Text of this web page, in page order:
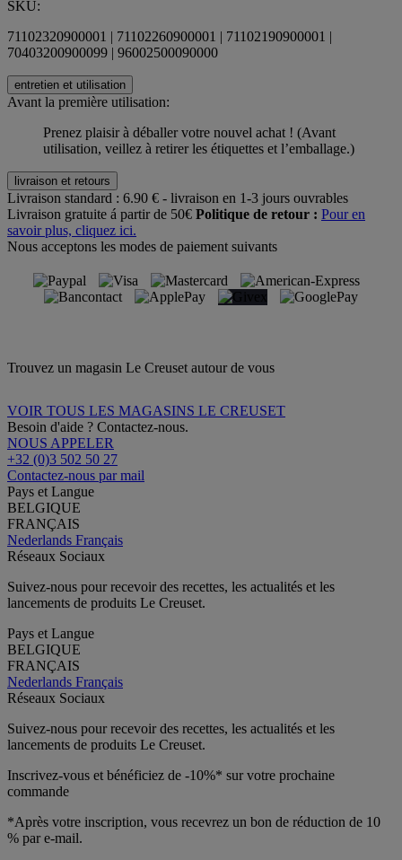
SKU:
71102320900001 | 71102260900001 | 71102190900001 |
70403200900099 | 96002500090000
entretien et utilisation
Avant la première utilisation:
Prenez plaisir à déballer votre nouvel achat ! (Avant
utilisation, veillez à retirer les étiquettes et l’emballage.)
livraison et retours
Livraison standard : 6.90 € - livraison en 1-3 jours ouvrables
Livraison gratuite á partir de 50€ Politique de retour : Pour en
savoir plus, cliquez ici.
Nous acceptons les modes de paiement suivants
Trouvez un magasin Le Creuset autour de vous
VOIR TOUS LES MAGASINS LE CREUSET
Besoin d'aide ? Contactez-nous.
NOUS APPELER
+32 (0)3 502 50 27
Contactez-nous par mail
Pays et Langue
BELGIQUE
FRANÇAIS
Nederlands Français
Réseaux Sociaux
Suivez-nous pour recevoir des recettes, les actualités et les
lancements de produits Le Creuset.
Pays et Langue
BELGIQUE
FRANÇAIS
Nederlands Français
Réseaux Sociaux
Suivez-nous pour recevoir des recettes, les actualités et les
lancements de produits Le Creuset.
Inscrivez-vous et bénéficiez de -10%* sur votre prochaine
commande
*Après votre inscription, vous recevrez un bon de réduction de 10
% par e-mail.